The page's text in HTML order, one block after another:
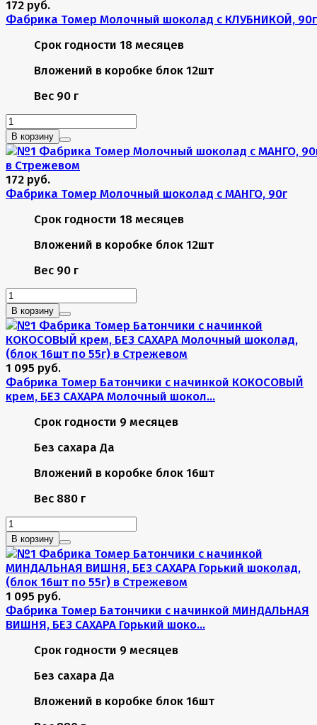
172 руб.
Фабрика Томер Молочный шоколад с КЛУБНИКОЙ, 90г
Срок годности 18 месяцев
Вложений в коробке блок 12шт
Вес 90 г
В корзину
172 руб.
Фабрика Томер Молочный шоколад с МАНГО, 90г
Срок годности 18 месяцев
Вложений в коробке блок 12шт
Вес 90 г
В корзину
1 095 руб.
Фабрика Томер Батончики с начинкой КОКОСОВЫЙ
крем, БЕЗ САХАРА Молочный шокол...
Срок годности 9 месяцев
Без сахара Да
Вложений в коробке блок 16шт
Вес 880 г
В корзину
1 095 руб.
Фабрика Томер Батончики с начинкой МИНДАЛЬНАЯ
ВИШНЯ, БЕЗ САХАРА Горький шоко...
Срок годности 9 месяцев
Без сахара Да
Вложений в коробке блок 16шт